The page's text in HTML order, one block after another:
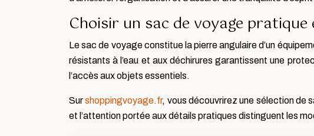
Choisir un sac de voyage
Le sac de voyage constitue la pierre angulaire d’un
résistants à l’eau et aux déchirures garantissent une
l’accès aux objets essentiels.
Surshoppingvoyage.fr, vous découvrirez une sélection de
et l’attention portée aux détails pratiques distinguent les